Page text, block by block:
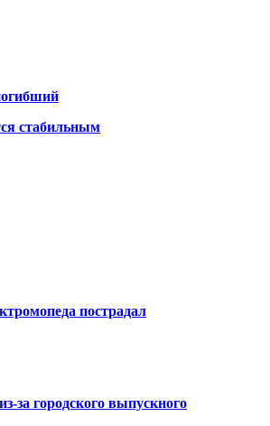
стабильным
пострадал
за городского выпускного